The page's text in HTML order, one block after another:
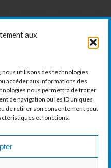
aux
utilisons des technologies
accéder aux informations des
nous permettra de traiter
de navigation ou les ID uniques
de retirer son consentement peut
et fonctions.
ET D’INDUSTRIE
Suite 201